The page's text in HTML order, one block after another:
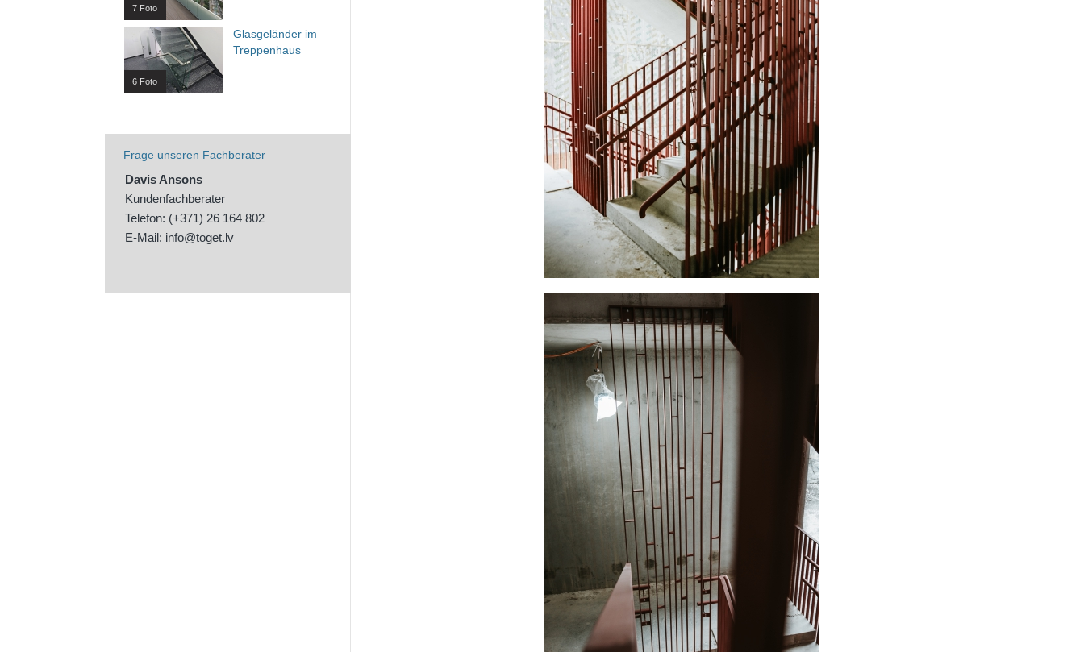
7 Foto
Glasgeländer im
Treppenhaus
6 Foto
Frage unseren Fachberater
Davis Ansons
Kundenfachberater
Telefon: (+371) 26 164 802
E-Mail: info@toget.lv